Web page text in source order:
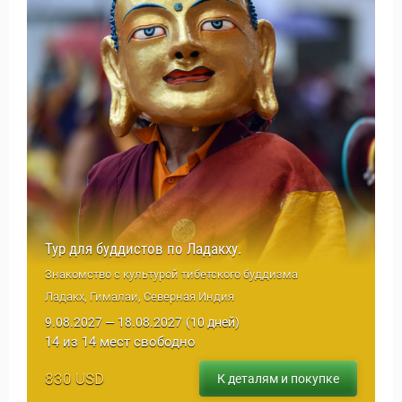
Путеводитель по
Тур для буддистов по Ладакху.
Знакомство с культурой тибетского буддизма
Ладакх, Гималаи, Северная Индия
9.08.2027 — 18.08.2027 (10 дней)
14 из 14 мест свободно
830 USD К деталям и покупке